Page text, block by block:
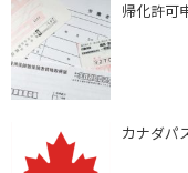
帰化許可
カナダパ